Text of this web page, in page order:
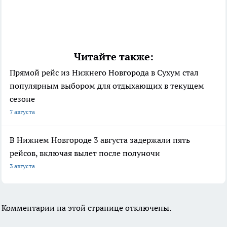
Читайте также:
Прямой рейс из Нижнего Новгорода в Сухум стал
популярным выбором для отдыхающих в текущем
сезоне
7 августа
В Нижнем Новгороде 3 августа задержали пять
рейсов, включая вылет после полуночи
3 августа
Комментарии на этой странице отключены.